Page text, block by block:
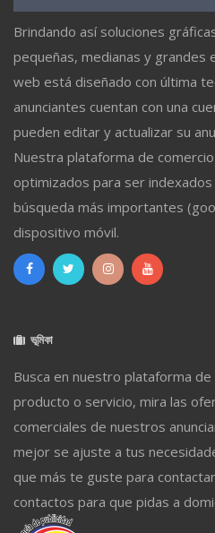
Brindando así soluciones
pequeñas, medianas y
web está diseñado con última
anunciantes cuentan con una
pueden editar y actualizar su
Nuestra plataforma de
optimizados para ser
búsqueda más importantes
dispositivo móvil.
ভূমিকা
Busca en nuestro plataforma
producto o servicio, mira las
comerciales de nuestros
mejor se ajuste a tus
que más te guste para
contactos para que pidas a